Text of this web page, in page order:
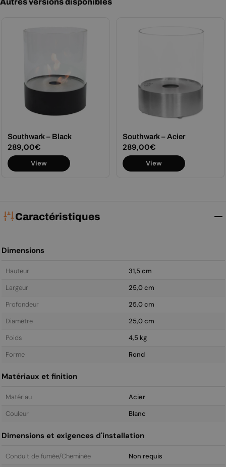
Autres versions disponibles
Southwark – Black
Prix
régulier
289,00€
View
Southwark – Acier
Prix
régulier
289,00€
View
Caractéristiques
Dimensions
Hauteur
31,5 cm
Largeur
25,0 cm
Profondeur
25,0 cm
Diamètre
25,0 cm
Poids
4,5 kg
Forme
Rond
Matériaux et finition
Matériau
Acier
Couleur
Blanc
Dimensions et exigences d'installation
Conduit de fumée/Cheminée
Non requis